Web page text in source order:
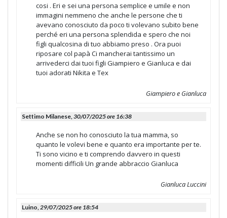
cosi . Eri e sei una persona semplice e umile e non
immagini nemmeno che anche le persone che ti
avevano conosciuto da poco ti volevano subito bene
perché eri una persona splendida e spero che noi
figli qualcosina di tuo abbiamo preso . Ora puoi
riposare col papà Ci mancherai tantissimo un
arrivederci dai tuoi figli Giampiero e Gianluca e dai
tuoi adorati Nikita e Tex
Giampiero e Gianluca
Settimo Milanese,30/07/2025 ore 16:38
Anche se non ho conosciuto la tua mamma, so
quanto le volevi bene e quanto era importante per te.
Ti sono vicino e ti comprendo davvero in questi
momenti difficili Un grande abbraccio Gianluca
Gianluca Luccini
Luino,29/07/2025 ore 18:54